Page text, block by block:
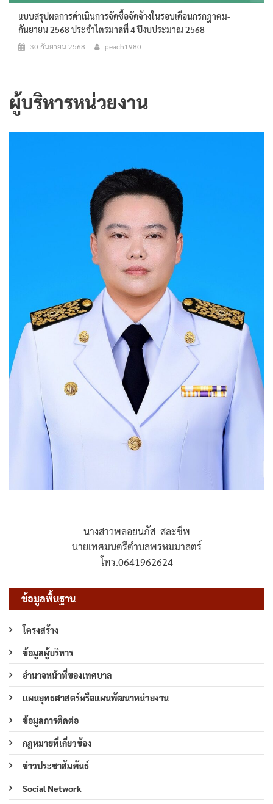
แบบสรุปผลการดำเนินการจัดซื้อจัดจ้างในรอบเดือนกรกฎาคม-
กันยายน 2568 ประจำไตรมาสที่ 4 ปีงบประมาณ 2568
30 กันยายน 2568 peach1980
ผู้บริหารหน่วยงาน
นางสาวพลอยนภัส สละชีพ
นายเทศมนตรีตำบลพรหมมาสตร์
โทร.0641962624
ข้อมูลพื้นฐาน
โครงสร้าง
ข้อมูลผู้บริหาร
อำนาจหน้าที่ของเทศบาล
แผนยุทธศาสตร์หรือแผนพัฒนาหน่วยงาน
ข้อมูลการติดต่อ
กฎหมายที่เกี่ยวข้อง
ข่าวประชาสัมพันธ์
Social Network